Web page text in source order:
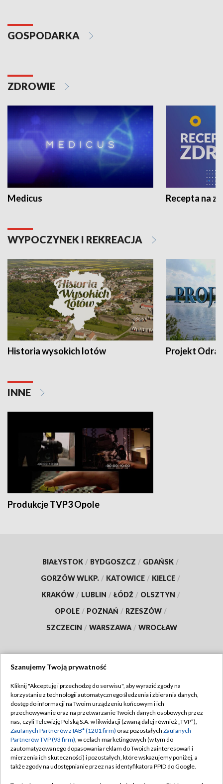
GOSPODARKA
ZDROWIE
Medicus Recepta na
WYPOCZYNEK I REKREACJA
Historia wysokich lotów Projekt Odra
INNE
Produkcje TVP3 Opole
BIAŁYSTOK / BYDGOSZCZ / GDAŃSK /
GORZÓW WLKP. / KATOWICE / KIELCE /
KRAKÓW / LUBLIN / ŁÓDŹ / OLSZTYN /
OPOLE / POZNAŃ / RZESZÓW /
SZCZECIN / WARSZAWA / WROCŁAW
TVP
Abonament TVP
Emisja w TVP
Centrum informacji TVP
Naziemna Telewizja Cyfrowa
Regulamin TVP
Polityka prywatności
Moje zgody
Pomoc
Szanujemy Twoją prywatność
Kliknij "Akceptuję i przechodzę do serwisu", aby wyrazić zgody na
korzystanie z technologii automatycznego śledzenia i zbierania danych,
dostęp do informacji na Twoim urządzeniu końcowym i ich
przechowywanie oraz na przetwarzanie Twoich danych osobowych przez
nas, czyli Telewizję Polską S.A. w likwidacji (zwaną dalej również „TVP”),
Zaufanych Partnerów z IAB* (1201 firm) oraz pozostałych Zaufanych
Partnerów TVP (93 firm), w celach marketingowych (w tym do
zautomatyzowanego dopasowania reklam do Twoich zainteresowań i
mierzenia ich skuteczności) i pozostałych, które wskazujemy poniżej, a
także zgody na udostępnianie przez nas identyfikatora PPID do Google.